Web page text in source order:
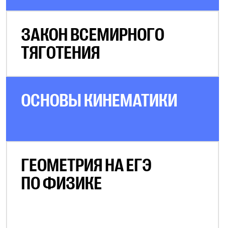
ЗАКОН ВСЕМИРНОГО
ТЯГОТЕНИЯ
ОСНОВЫ КИНЕМАТИКИ
ГЕОМЕТРИЯ НА ЕГЭ
ПО ФИЗИКЕ